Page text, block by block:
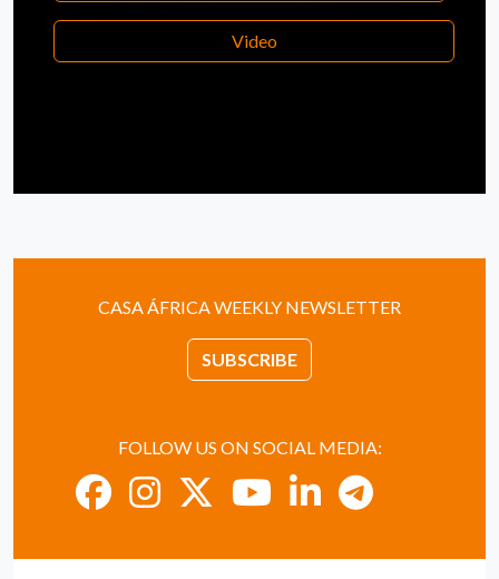
Video
CASA ÁFRICA WEEKLY NEWSLETTER
SUBSCRIBE
FOLLOW US ON SOCIAL MEDIA: